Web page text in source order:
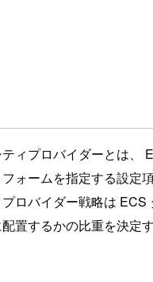
ィプロバイダーとは、
ォームを指定する設定
ロバイダー戦略は ECS
置するかの比重を決定